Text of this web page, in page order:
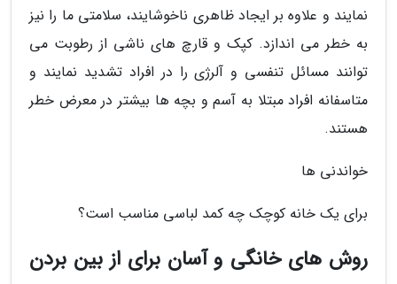
نمایند و علاوه بر ایجاد ظاهری ناخوشایند، سلامتی ما را نیز
به خطر می اندازد. کپک و قارچ های ناشی از رطوبت می
توانند مسائل تنفسی و آلرژی را در افراد تشدید نمایند و
متاسفانه افراد مبتلا به آسم و بچه ها بیشتر در معرض خطر
هستند.
خواندنی ها
برای یک خانه کوچک چه کمد لباسی مناسب است؟
روش های خانگی و آسان برای از بین بردن